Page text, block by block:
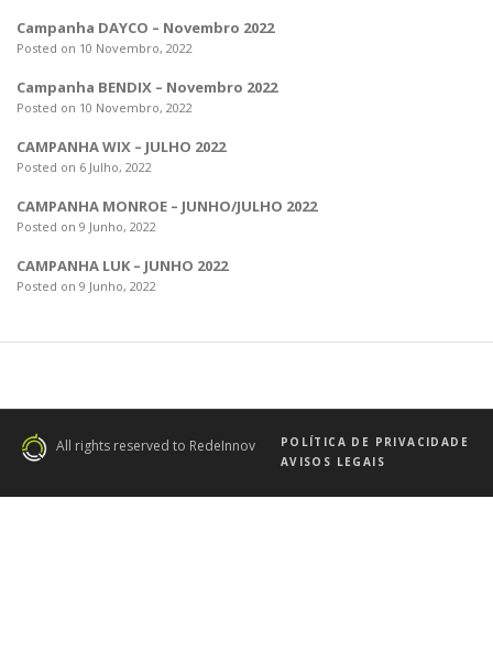
Campanha DAYCO – Novembro 2022
Posted on 10 Novembro, 2022
Campanha BENDIX – Novembro 2022
Posted on 10 Novembro, 2022
CAMPANHA WIX – JULHO 2022
Posted on 6 Julho, 2022
CAMPANHA MONROE – JUNHO/JULHO 2022
Posted on 9 Junho, 2022
CAMPANHA LUK – JUNHO 2022
Posted on 9 Junho, 2022
All rights reserved to RedeInnov
POLÍTICA DE PRIVACIDADE
AVISOS LEGAIS